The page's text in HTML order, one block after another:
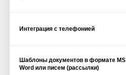
Интеграция с телефонией
Шаблоны документов в формате MS
Word или писем (рассылки)